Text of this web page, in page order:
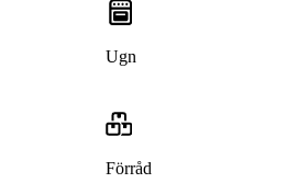
Ugn
Förråd